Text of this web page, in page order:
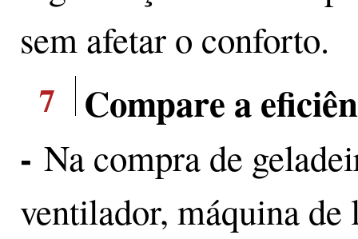
sem afetar o conforto.
7
Compare a
- Na compra de
ventilador, máquina de